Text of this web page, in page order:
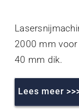
2000 mm
40 mm dik.
Lees meer